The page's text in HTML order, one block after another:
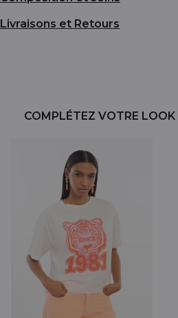
Livraisons et Retours
COMPLÉTEZ VOTRE LOOK